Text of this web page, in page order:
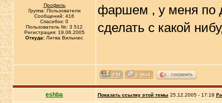
Профиль
Группа: Пользователи
Сообщений: 416
Спасибок: 0
Пользователь №: 3 512
Регистрация: 19.06.2005
Откуда: Литва Вильнюс
фаршем , у меня по
сделать с какой
сохранить
eshba Показать ссылку этой темы 25.12.2005 - 17:18